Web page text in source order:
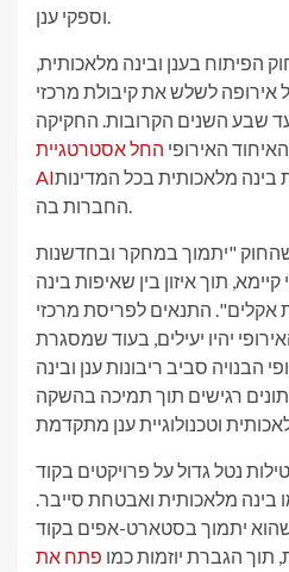
וספקי ענן.
הפיתוח בענן ובינה מלאכותית,
לשלש את קיבולת מרכזי
שבע השנים הקרובות. החקיקה
האירופי החל אסטרטגיית
AIבינה מלאכותית בכל המדינות
החברות בה.
"יתמוך במחקר ובחדשנות
תוך איזון בין שאיפות בינה
אקלים". התנאים לפריסת מרכזי
יהיו יעילים, בעוד שמסגרת
הבנויה סביב ריבונות ענן ובינה
רגישים תוך תמיכה בהשקה
נטל גדול על פרויקטים בקוד
בינה מלאכותית ואבטחת סייבר.
שהוא יתמוך בסטארט-אפים בקוד
תוך הגברת יוזמות כמו פתח את